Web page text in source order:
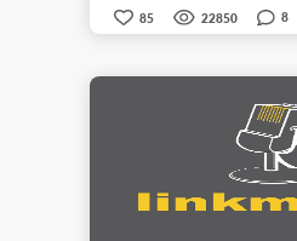
85 22850 8